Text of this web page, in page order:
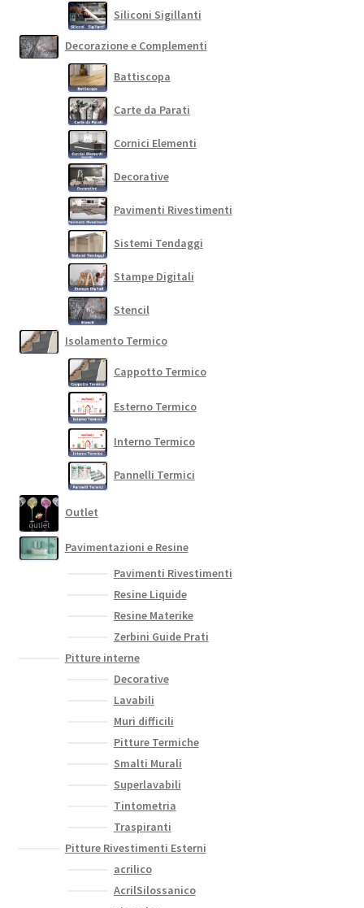
Siliconi Sigillanti
Decorazione e Complementi
Battiscopa
Carte da Parati
Cornici Elementi
Decorative
Pavimenti Rivestimenti
Sistemi Tendaggi
Stampe Digitali
Stencil
Isolamento Termico
Cappotto Termico
Esterno Termico
Interno Termico
Pannelli Termici
Outlet
Pavimentazioni e Resine
Pavimenti Rivestimenti
Resine Liquide
Resine Materike
Zerbini Guide Prati
Pitture interne
Decorative
Lavabili
Muri difficili
Pitture Termiche
Smalti Murali
Superlavabili
Tintometria
Traspiranti
Pitture Rivestimenti Esterni
acrilico
AcrilSilossanico